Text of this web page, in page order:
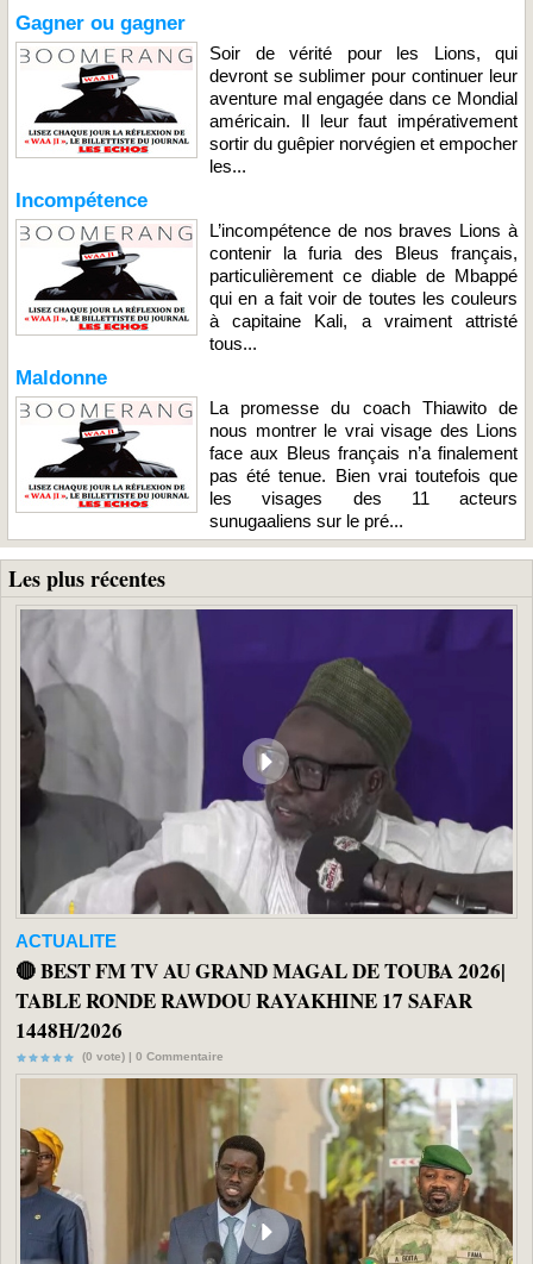
Gagner ou gagner
Soir de vérité pour les Lions, qui
devront se sublimer pour continuer leur
aventure mal engagée dans ce Mondial
américain. Il leur faut impérativement
sortir du guêpier norvégien et empocher
les...
Incompétence
L’incompétence de nos braves Lions à
contenir la furia des Bleus français,
particulièrement ce diable de Mbappé
qui en a fait voir de toutes les couleurs
à capitaine Kali, a vraiment attristé
tous...
Maldonne
La promesse du coach Thiawito de
nous montrer le vrai visage des Lions
face aux Bleus français n’a finalement
pas été tenue. Bien vrai toutefois que
les visages des 11 acteurs
sunugaaliens sur le pré...
Les plus récentes
ACTUALITE
🔴 BEST FM TV AU GRAND MAGAL DE TOUBA 2026|
TABLE RONDE RAWDOU RAYAKHINE 17 SAFAR
1448H/2026
(0 vote) | 0 Commentaire